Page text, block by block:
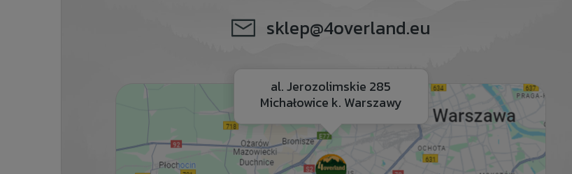
sklep@4overland.eu
al. Jerozolimskie 285
Michałowice k. Warszawy